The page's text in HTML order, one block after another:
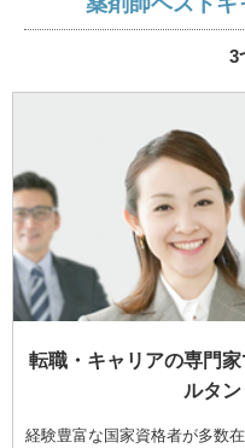
3
転職・キャリアの専門
ルタ
経験豊富な国家資格者が多数